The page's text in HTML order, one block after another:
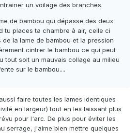
un voilage des branches.
de bambou qui dépasse des deux
tu places ta chambre à air, celle ci
de la lame de bambou et la pression
cintrer le bambou ce qui peut
tout soit un mauvais collage au milieu
sur le bambou....
faire toutes les lames identiques
en largeur) tout en les laissant plus
pour l'arc. De plus pour éviter les
serrage, j'aime bien mettre quelques